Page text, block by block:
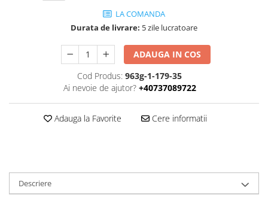
LA COMANDA
Durata de livrare: 5 zile lucratoare
ADAUGA IN COS
Cod Produs: 963g-1-179-35
Ai nevoie de ajutor? +40737089722
Adauga la Favorite Cere informatii
Descriere